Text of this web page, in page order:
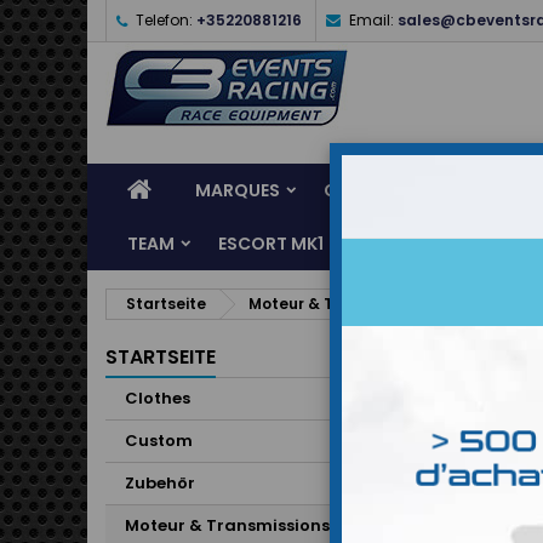
Telefon: +35220881216 Email:
MARQUES CASQUES
TEAM ESCORT MK1 KARTING
Startseite Moteur & Transmissions
STARTSEITE
Clothes
Custom
Zubehör
Moteur & Transmissions